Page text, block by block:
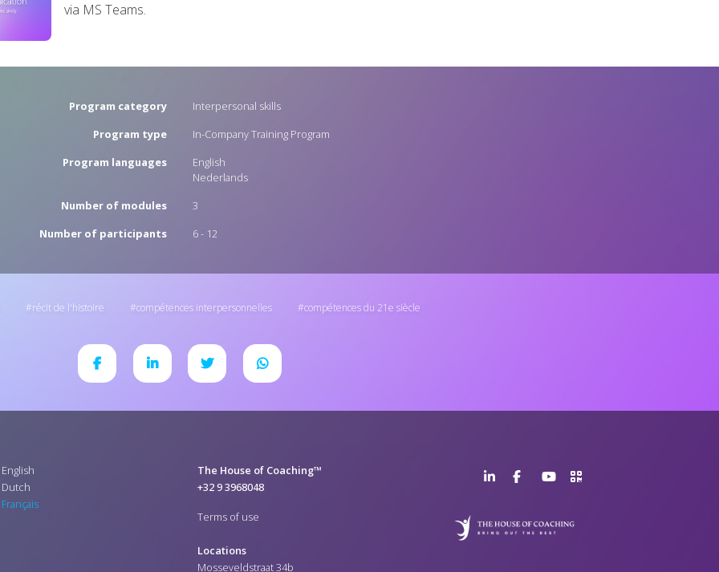
via MS Teams.
Program category
Interpersonal skills
Program type
In-Company Training Program
Program languages
English
Nederlands
Number of modules
3
Number of participants
6 - 12
récit de l'histoire compétences interpersonnelles compétences du 21e siècle
English
Dutch
Français
The House of Coaching™
+32 9 3968048
Terms of use
Locations
Mosseveldstraat 34b
PagePageChannel
QR